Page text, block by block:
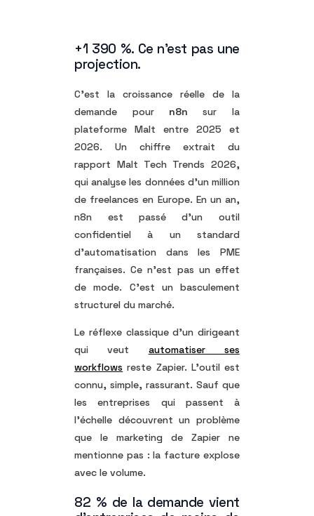
+1 390 %. Ce n’est pas une
projection.
C’est la croissance réelle de la
demande pour n8n sur la
plateforme Malt entre 2025 et
2026. Un chiffre extrait du
rapport Malt Tech Trends 2026,
qui analyse les données d’un million
de freelances en Europe. En un an,
n8n est passé d’un outil
confidentiel à un standard
d’automatisation dans les PME
françaises. Ce n’est pas un effet
de mode. C’est un basculement
structurel du marché.
Le réflexe classique d’un dirigeant
qui veut automatiser ses
workflows reste Zapier. L’outil est
connu, simple, rassurant. Sauf que
les entreprises qui passent à
l’échelle découvrent un problème
que le marketing de Zapier ne
mentionne pas : la facture explose
avec le volume.
82 % de la demande vient